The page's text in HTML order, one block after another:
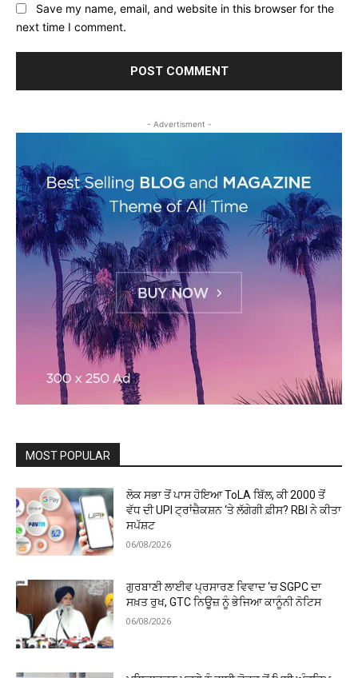
Save my name, email, and website in this browser for the
next time I comment.
- Advertisment -
MOST POPULAR
ਲੋਕ ਸਭਾ ਤੋਂ ਪਾਸ ਹੋਇਆ ToLA ਬਿੱਲ, ਕੀ ₹2000 ਤੋਂ
ਵੱਧ ਦੀ UPI ਟ੍ਰਾਂਜ਼ੈਕਸ਼ਨ ‘ਤੇ ਲੱਗੇਗੀ ਫ਼ੀਸ? RBI ਨੇ ਕੀਤਾ
ਸਪੱਸ਼ਟ
06/08/2026
ਗੁਰਬਾਣੀ ਲਾਈਵ ਪ੍ਰਸਾਰਣ ਵਿਵਾਦ ‘ਚ SGPC ਦਾ
ਸਖ਼ਤ ਰੁਖ, GTC ਨਿਊਜ਼ ਨੂੰ ਭੇਜਿਆ ਕਾਨੂੰਨੀ ਨੋਟਿਸ
06/08/2026